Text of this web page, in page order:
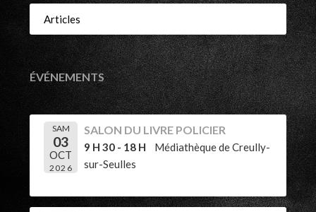
Articles
ÉVÉNEMENTS
SAM
03
OCT
2026
SALON DU LIVRE POLICIER
9 H 30 - 18 H
Médiathèque de Creully-
sur-Seulles